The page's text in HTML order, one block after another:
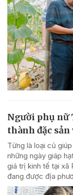
Người phụ nữ
thành đặc sản
Từng là loại củ
những ngày giáp
giá trị kinh tế tại xã
đang được địa